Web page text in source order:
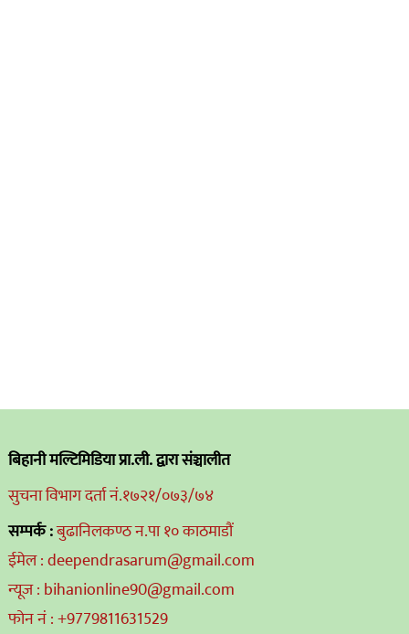
बिहानी मल्टिमिडिया प्रा.ली. द्वारा संञ्चालीत
सुचना विभाग दर्ता नं.१७२१/०७३/७४
सम्पर्क :बुढानिलकण्ठ न.पा १० काठमाडौं
ईमेल : deependrasarum@gmail.com
न्यूज : bihanionline90@gmail.com
फोन नं : +9779811631529